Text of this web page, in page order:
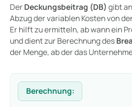
DerDeckungsbeitrag (DB) gibt
Abzug der variablen Kosten von
Er hilft zu ermitteln, ab wann ein
und dient zur Berechnung des
der Menge, ab der das
Berechnung: